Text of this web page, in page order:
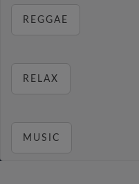
REGGAE
RELAX
MUSIC